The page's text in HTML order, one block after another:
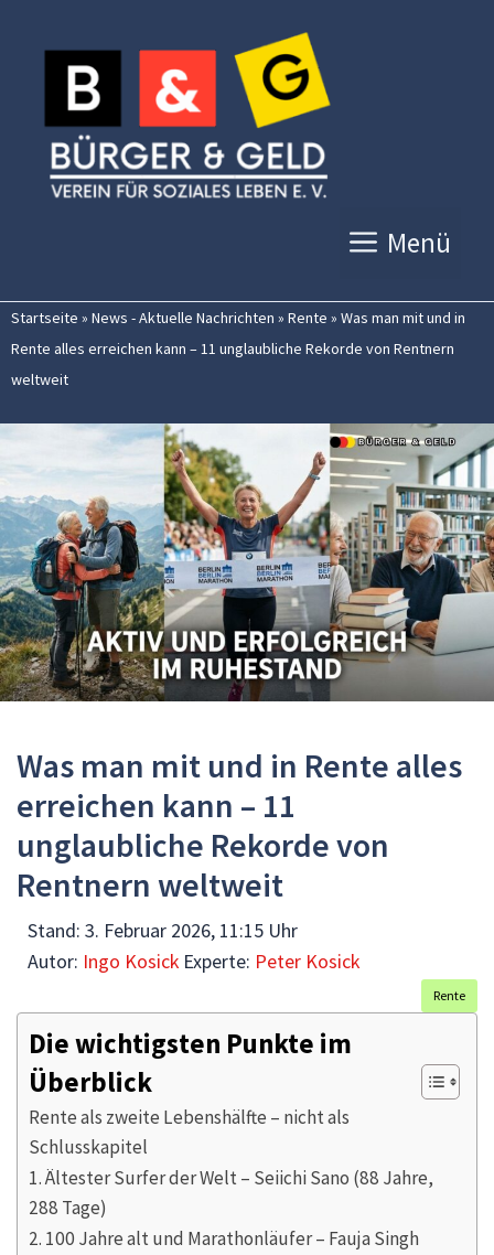
Inhalt
springen
Menü
Startseite » News - Aktuelle Nachrichten » Rente » Was man mit und in
Rente alles erreichen kann – 11 unglaubliche Rekorde von Rentnern
weltweit
Was man mit und in Rente alles
erreichen kann – 11
unglaubliche Rekorde von
Rentnern weltweit
Stand: 3. Februar 2026, 11:15 Uhr
Autor: Ingo Kosick Experte: Peter Kosick
Rente
Die wichtigsten Punkte im
Überblick
Rente als zweite Lebenshälfte – nicht als
Schlusskapitel
1. Ältester Surfer der Welt – Seiichi Sano (88 Jahre,
288 Tage)
2. 100 Jahre alt und Marathonläufer – Fauja Singh